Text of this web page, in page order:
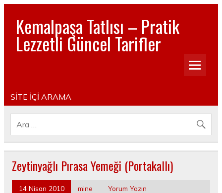
Kemalpaşa Tatlısı – Pratik
Lezzetli Güncel Tarifler
Pratik, lezzetli, Güncel, Resimli, Pasta- Yemek- Kurabiye-
SİTE İÇİ ARAMA
Zeytinyağlı Pırasa Yemeği (Portakallı)
14 Nisan 2010 mine Yorum Yazın